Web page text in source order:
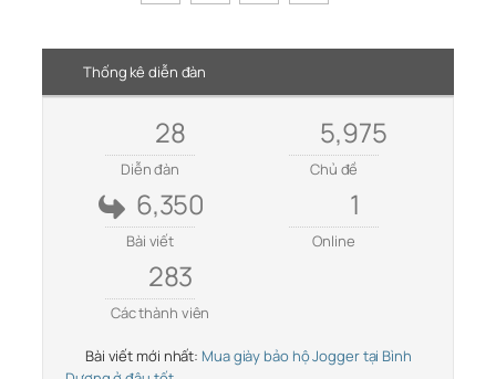
Thống kê diễn đàn
28
Diễn đàn
5,975
Chủ đề
6,350
Bài viết
1
Online
283
Các thành viên
Bài viết mới nhất: Mua giày bảo hộ Jogger tại Bình